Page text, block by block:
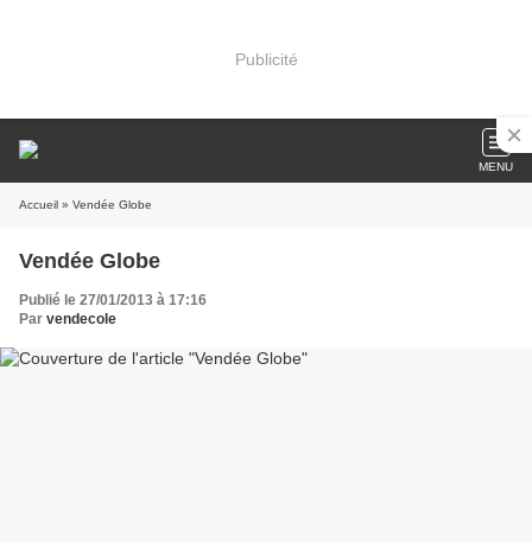
Publicité
MENU
Accueil » Vendée Globe
Vendée Globe
Publié le 27/01/2013 à 17:16
Par vendecole